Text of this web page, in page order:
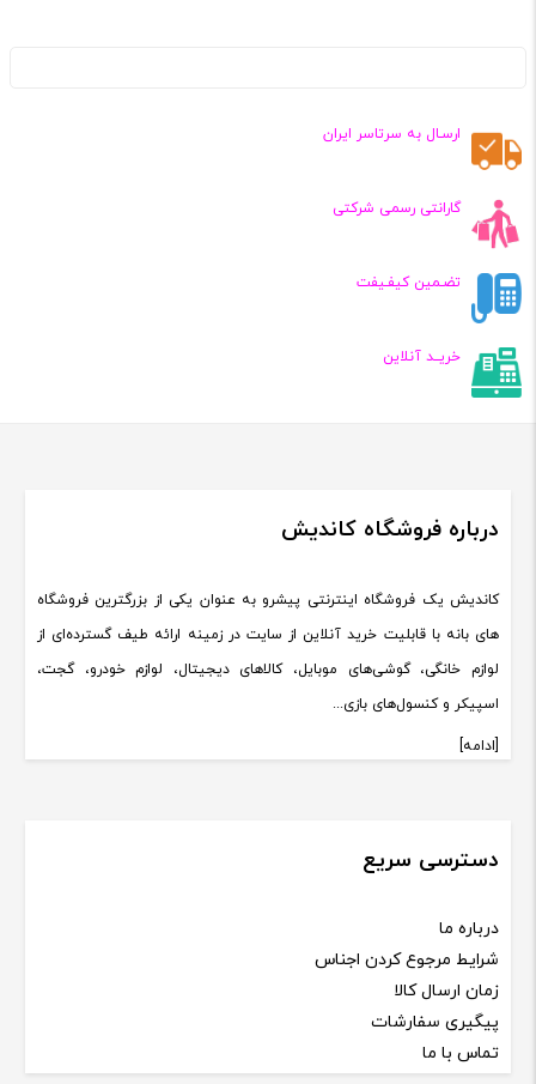
ارسـال به سرتاسر ایران
گارانتی رسمی شرکتی
تضـمین کیفـیفت
خریــد آنلاین
درباره فروشگاه کاندیش
کاندیش یک فروشگاه اینترنتی پیشرو به عنوان یکی از بزرگترین فروشگاه
های بانه با قابلیت خرید آنلاین از سایت در زمینه ارائه طیف گسترده‌ای از
لوازم خانگی، گوشی‌های موبایل، کالاهای دیجیتال، لوازم خودرو، گجت،
اسپیکر و کنسول‌های بازی...
[ادامه]
دسترسی سریع
درباره ما
شرایط مرجوع کردن اجناس
زمان ارسال کالا
پیگیری سفارشات
تماس با ما